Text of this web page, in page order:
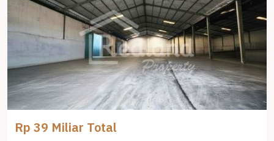
Rp 39 Miliar Total